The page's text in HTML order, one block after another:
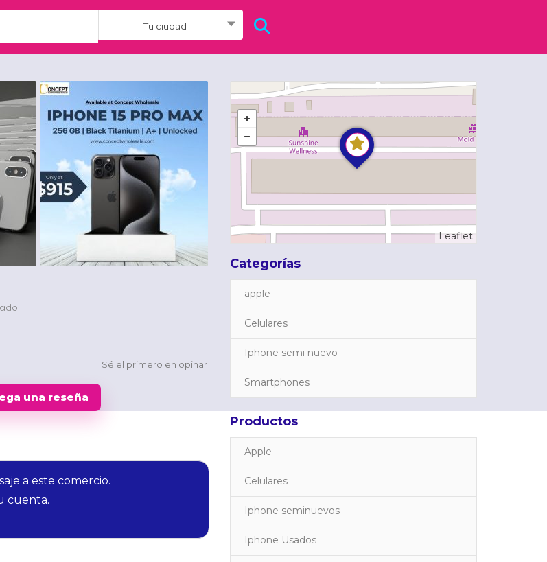
Tu ciudad
Sé el primero en opinar
una reseña
a este comercio.
cuenta.
Leaflet
Categorías
apple
Celulares
Iphone semi nuevo
Smartphones
Productos
Apple
Celulares
Iphone seminuevos
Iphone Usados